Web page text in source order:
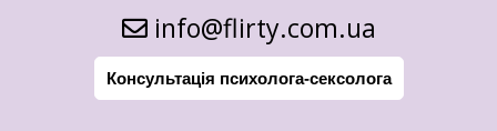
info@flirty.com.ua
Консультація психолога-сексолога